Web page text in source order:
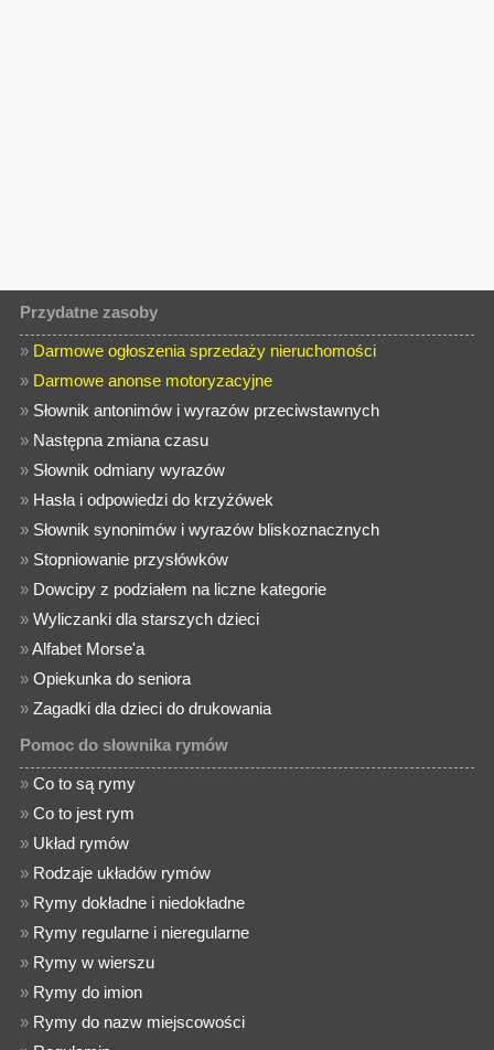
Przydatne zasoby
» Darmowe ogłoszenia sprzedaży nieruchomości
» Darmowe anonse motoryzacyjne
» Słownik antonimów i wyrazów przeciwstawnych
» Następna zmiana czasu
» Słownik odmiany wyrazów
» Hasła i odpowiedzi do krzyżówek
» Słownik synonimów i wyrazów bliskoznacznych
» Stopniowanie przysłówków
» Dowcipy z podziałem na liczne kategorie
»Wyliczanki dla starszych dzieci
»Alfabet Morse'a
»Opiekunka do seniora
»Zagadki dla dzieci do drukowania
Pomoc do słownika rymów
»Co to są rymy
»Co to jest rym
» Układ rymów
» Rodzaje układów rymów
» Rymy dokładne i niedokładne
» Rymy regularne i nieregularne
» Rymy w wierszu
» Rymy do imion
» Rymy do nazw miejscowości